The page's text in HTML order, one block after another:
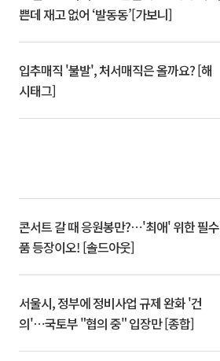
쁜데 재고 없어 ‘발동동’[가보니]
입추매직 '불발', 처서매직은 올까요? [해
시태그]
콘서트 갈 때 응원봉만?⋯'최애' 위한 필수
품 등장이오! [솔드아웃]
서울시, 정부에 정비사업 규제 완화 '건
의'⋯국토부 "협의 중" 입장만 [종합]